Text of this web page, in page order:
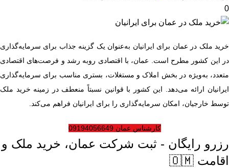
0
خرید ملک در عمان برای ایرانیان به‌عنوان یک گزینه جذاب برای سرمایه‌گذاری
در این کشور مطرح است. عمان، با اقتصادی روبه رشد و فرصت‌های اقتصادی
متعدد، به‌ویژه در بخش املاک و مستغلات، بستری مناسب برای سرمایه‌گذاری
ایرانیان ارائه می‌دهد. این کشور با قوانین نسبتاً منعطف در زمینه خرید ملک
توسط خارجیان، امکان سرمایه‌گذاری را برای ایرانیان فراهم می‌کند.
کارشناس عمان 09194056649
رزرو رایگان - ثبت شرکت عمان، خرید ملک و
اقامت 🇴🇲